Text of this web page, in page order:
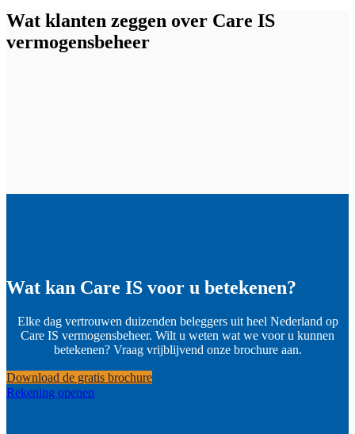
Wat klanten zeggen over Care IS
vermogensbeheer
Wat kan Care IS voor u betekenen?
Elke dag vertrouwen duizenden beleggers uit heel Nederland op
Care IS vermogensbeheer. Wilt u weten wat we voor u kunnen
betekenen? Vraag vrijblijvend onze brochure aan.
Download de gratis brochure
Rekening openen